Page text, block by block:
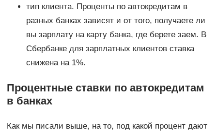
тип клиента. Проценты по автокредитам в
разных банках зависят и от того, получаете ли
вы зарплату на карту банка, где берете заем. В
Сбербанке для зарплатных клиентов ставка
снижена на 1%.
Процентные ставки по автокредитам
в банках
Как мы писали выше, на то, под какой процент дают